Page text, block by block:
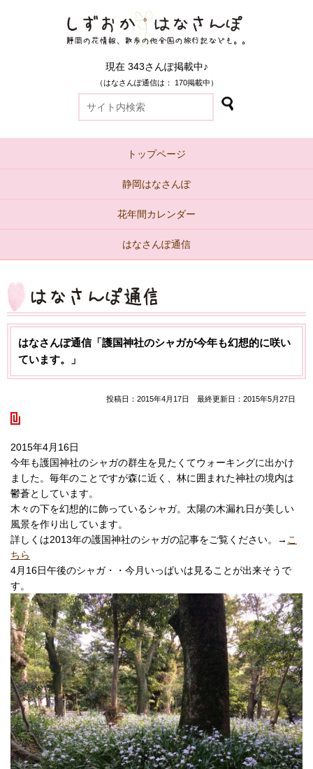
現在 343さんぽ掲載中♪
（はなさんぽ通信は： 170掲載中）
トップページ
静岡はなさんぽ
花年間カレンダー
はなさんぽ通信
はなさんぽ通信「護国神社のシャガが今年も幻想的に咲い
ています。」
投稿日：2015年4月17日 最終更新日：2015年5月27日
2015年4月16日
今年も護国神社のシャガの群生を見たくてウォーキングに出かけ
ました。毎年のことですが森に近く、林に囲まれた神社の境内は
鬱蒼としています。
木々の下を幻想的に飾っているシャガ。太陽の木漏れ日が美しい
風景を作り出しています。
詳しくは2013年の護国神社のシャガの記事をご覧ください。→ こ
ちら
4月16日午後のシャガ・・今月いっぱいは見ることが出来そうで
す。